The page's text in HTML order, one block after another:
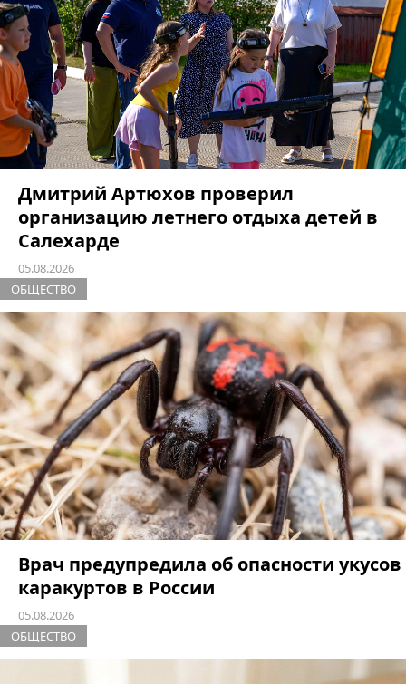
Дмитрий Артюхов проверил
организацию летнего отдыха детей в
Салехарде
05.08.2026
ОБЩЕСТВО
Врач предупредила об опасности укусов
каракуртов в России
05.08.2026
ОБЩЕСТВО